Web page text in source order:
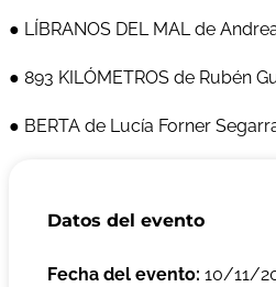
● LÍBRANOS DEL MAL de
● 893 KILÓMETROS de Rubén
● BERTA de Lucía Forner
Datos del evento
Fecha del evento: 10/11/